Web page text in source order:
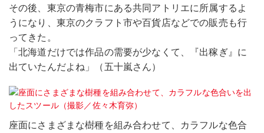
その後、東京の青梅市にある共同アトリエに所属するよ
うになり、東京のクラフト市や百貨店などでの販売も行
ってきた。
「北海道だけでは作品の需要が少なくて、『出稼ぎ』に
出ていたんだよね」（五十嵐さん）
座面にさまざまな樹種を組み合わせて、カラフルな色合